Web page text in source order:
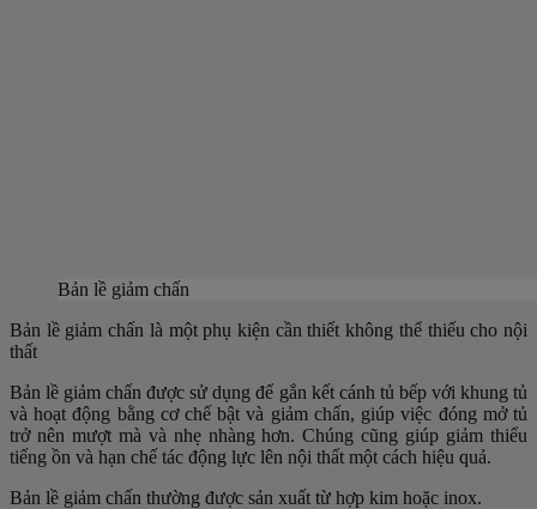
Bản lề giảm chấn
Bản lề giảm chấn là một phụ kiện cần thiết không thể thiếu cho nội
thất
Bản lề giảm chấn được sử dụng để gắn kết cánh tủ bếp với khung tủ
và hoạt động bằng cơ chế bật và giảm chấn, giúp việc đóng mở tủ
trở nên mượt mà và nhẹ nhàng hơn. Chúng cũng giúp giảm thiểu
tiếng ồn và hạn chế tác động lực lên nội thất một cách hiệu quả.
Bản lề giảm chấn thường được sản xuất từ hợp kim hoặc inox.